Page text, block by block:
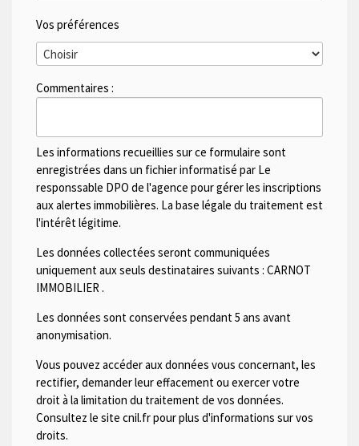
Vos préférences
Commentaires :
Les informations recueillies sur ce formulaire sont
enregistrées dans un fichier informatisé par Le
responssable DPO de l'agence pour gérer les inscriptions
aux alertes immobilières. La base légale du traitement est
l'intérêt légitime.
Les données collectées seront communiquées
uniquement aux seuls destinataires suivants : CARNOT
IMMOBILIER .
Les données sont conservées pendant 5 ans avant
anonymisation.
Vous pouvez accéder aux données vous concernant, les
rectifier, demander leur effacement ou exercer votre
droit à la limitation du traitement de vos données.
Consultez le site cnil.fr pour plus d'informations sur vos
droits.